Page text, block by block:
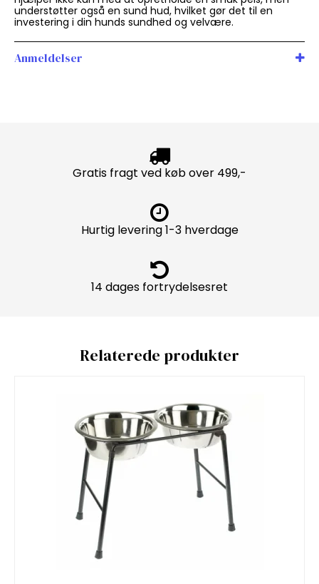
understøtter også en sund hud, hvilket gør det til en
investering i din hunds sundhed og velvære.
Anmeldelser
Gratis fragt ved køb over 499,-
Hurtig levering 1-3 hverdage
14 dages fortrydelsesret
Relaterede produkter